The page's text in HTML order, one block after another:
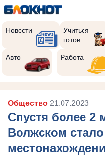
Новости
Учиться
готов
Авто Работа
Общество 21.07.2023
Спустя более 2
Волжском
Реклама
РЕКЛАМА • ИП РУСТАМОВ Р. А. ИНН